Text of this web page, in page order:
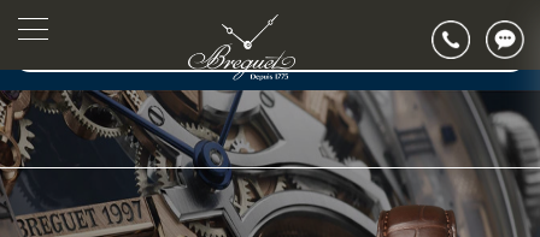
▲
▼
2026年7月上海市宝玑官方售后客户服务热线：400-886-1507
2026年7月宝玑售后服务中心最新网点地址：
上海市徐汇区虹桥路3号港汇中心写字楼2座37层3705室（需提前预约）
上海市黄浦区南京东路299号宏伊国际广场写字楼8层806室（需提前预约）
节假日正常营业！